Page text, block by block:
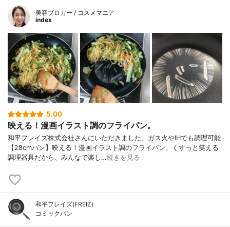
美容ブロガー / コスメマニア
index
5.00
映える！漫画イラスト調のフライパン。
和平フレイズ株式会社さんにいただきました。ガス火やIHでも調理可能
【28cmバン】映える！漫画イラスト調のフライパン。くすっと笑える
調理器具だから、みんなで楽し…続きを見る
和平フレイズ(FREIZ)
コミックパン